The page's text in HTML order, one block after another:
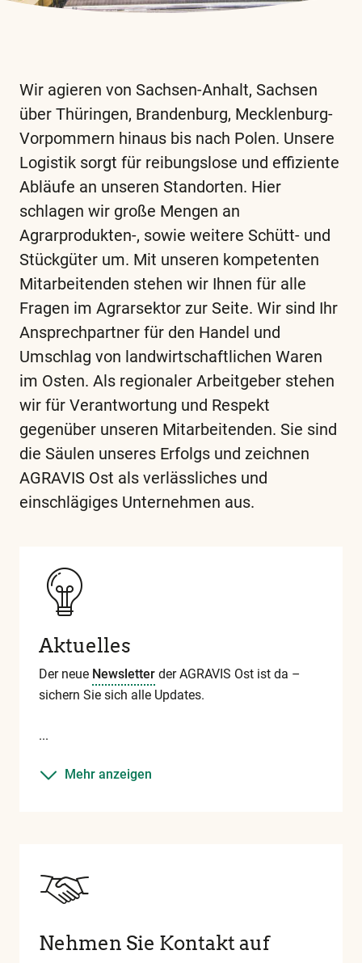
Wir agieren von Sachsen-Anhalt, Sachsen
über Thüringen, Brandenburg, Mecklenburg-
Vorpommern hinaus bis nach Polen. Unsere
Logistik sorgt für reibungslose und effiziente
Abläufe an unseren Standorten. Hier
schlagen wir große Mengen an
Agrarprodukten-, sowie weitere Schütt- und
Stückgüter um. Mit unseren kompetenten
Mitarbeitenden stehen wir Ihnen für alle
Fragen im Agrarsektor zur Seite. Wir sind Ihr
Ansprechpartner für den Handel und
Umschlag von landwirtschaftlichen Waren
im Osten. Als regionaler Arbeitgeber stehen
wir für Verantwortung und Respekt
gegenüber unseren Mitarbeitenden. Sie sind
die Säulen unseres Erfolgs und zeichnen
AGRAVIS Ost als verlässliches und
einschlägiges Unternehmen aus.
Sie
Aktuelles
Der neue Newsletter der AGRAVIS Ost ist da –
sichern Sie sich alle Updates.
Mehr anzeigen
Nehmen Sie Kontakt auf